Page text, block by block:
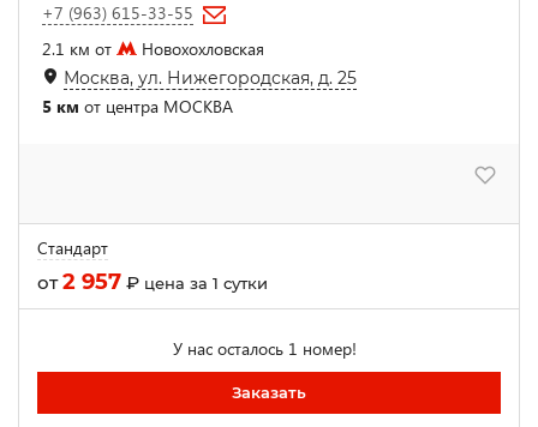
+7 (963) 615-33-55
2.1 км от
Новохохловская
Москва, ул. Нижегородская, д. 25
5 км от центра МОСКВА
Стандарт
от2 957 ₽ цена за 1 сутки
У нас осталось 1 номер!
Заказать